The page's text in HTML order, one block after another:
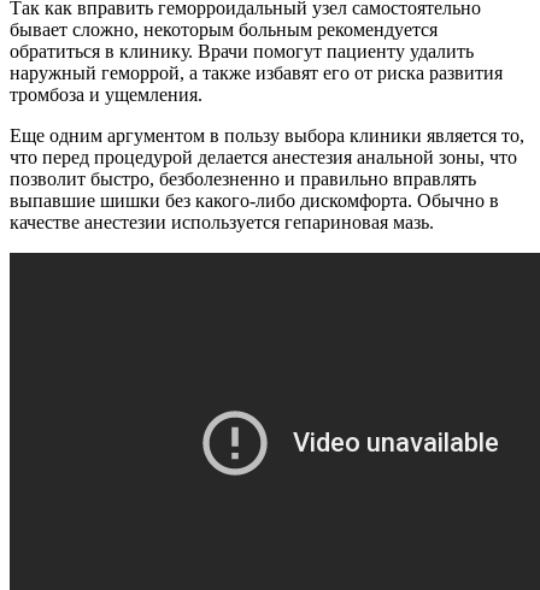
Так как вправить геморроидальный узел самостоятельно
бывает сложно, некоторым больным рекомендуется
обратиться в клинику. Врачи помогут пациенту удалить
наружный геморрой, а также избавят его от риска развития
тромбоза и ущемления.
Еще одним аргументом в пользу выбора клиники является то,
что перед процедурой делается анестезия анальной зоны, что
позволит быстро, безболезненно и правильно вправлять
выпавшие шишки без какого-либо дискомфорта. Обычно в
качестве анестезии используется гепариновая мазь.